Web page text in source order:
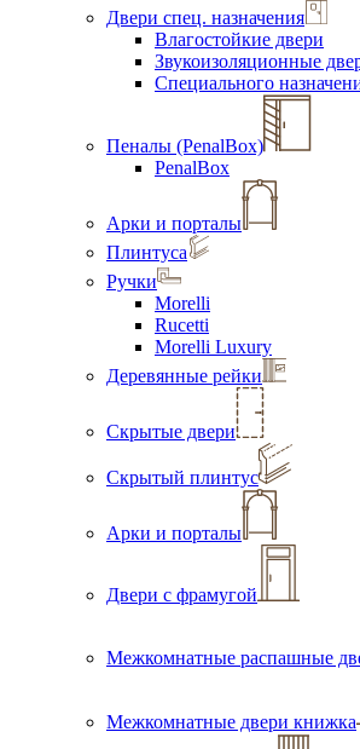
Двери спец. назначения
Влагостойкие двери
Звукоизоляционные
Специального
Пеналы (PenalBox)
PenalBox
Арки и порталы
Плинтуса
Ручки
Morelli
Rucetti
Morelli Luxury
Деревянные рейки
Скрытые двери
Скрытый плинтус
Арки и порталы
Двери с фрамугой
Межкомнатные распашные
Межкомнатные двери книжка